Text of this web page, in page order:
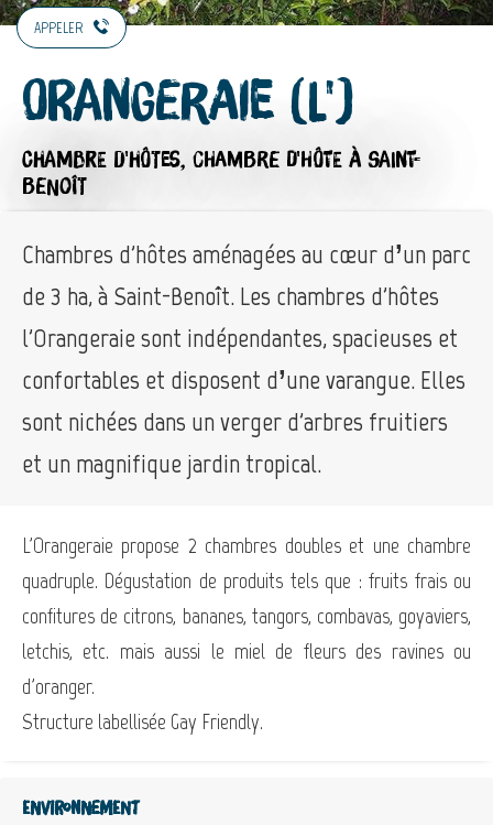
APPELER
Orangeraie (L')
CHAMBRE D'HÔTES, CHAMBRE D'HÔTE À SAINT-
BENOÎT
Chambres d'hôtes aménagées au cœur d’un parc
de 3 ha, à Saint-Benoît. Les chambres d'hôtes
l'Orangeraie sont indépendantes, spacieuses et
confortables et disposent d’une varangue. Elles
sont nichées dans un verger d'arbres fruitiers
et un magnifique jardin tropical.
L'Orangeraie propose 2 chambres doubles et une chambre
quadruple. Dégustation de produits tels que : fruits frais ou
confitures de citrons, bananes, tangors, combavas, goyaviers,
letchis, etc. mais aussi le miel de fleurs des ravines ou
d'oranger.
Structure labellisée Gay Friendly.
Environnement